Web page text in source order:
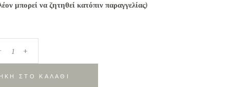
μπορεί να ζητηθεί κατόπιν παραγγελίας)
+
ΣΤΟ ΚΑΛΑΘΙ